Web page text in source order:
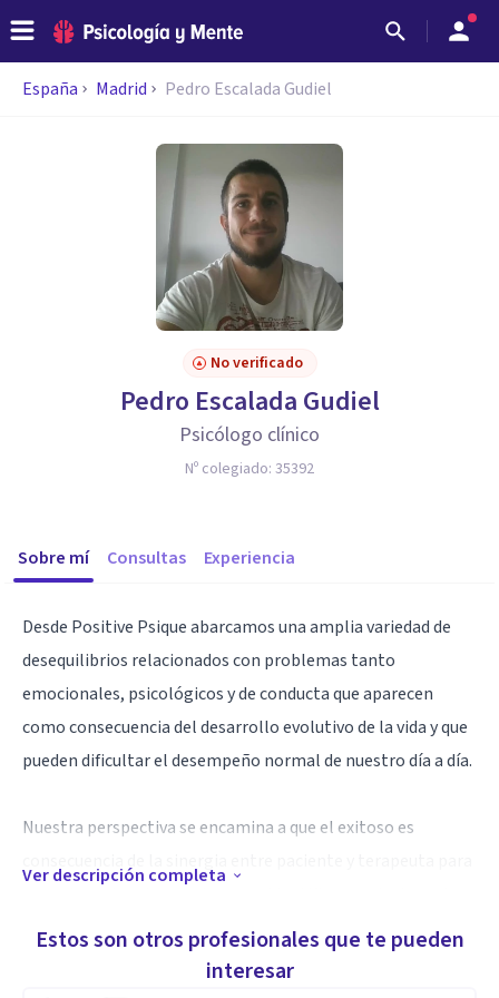
España Madrid Pedro Escalada Gudiel
No verificado
Pedro Escalada Gudiel
Psicólogo clínico
Nº colegiado: 35392
Sobre mí Consultas Experiencia
Desde Positive Psique abarcamos una amplia variedad de
desequilibrios relacionados con problemas tanto
emocionales, psicológicos y de conducta que aparecen
como consecuencia del desarrollo evolutivo de la vida y que
pueden dificultar el desempeño normal de nuestro día a día.
Nuestra perspectiva se encamina a que el exitoso es
problemas.
Ver descripción completa
Estos son otros profesionales que te pueden
interesar